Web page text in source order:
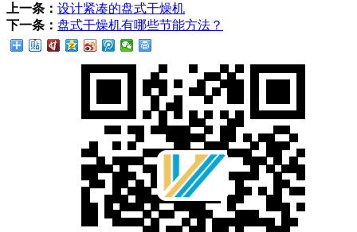
上一条： 设计紧凑的盘式干燥机
下一条： 盘式干燥机有哪些节能方法？